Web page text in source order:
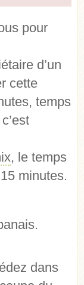
pour
d’un
cette
temps
, le temps
minutes.
dans